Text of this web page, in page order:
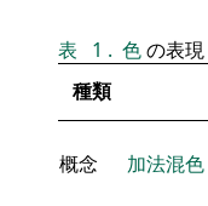
表
1 . 色の表現
種類
概念 加法混色